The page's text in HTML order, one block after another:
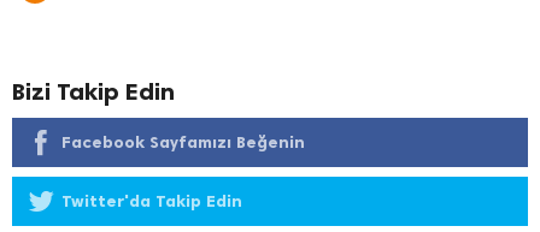
Bizi Takip Edin
Facebook Sayfamızı Beğenin
Twitter'da Takip Edin